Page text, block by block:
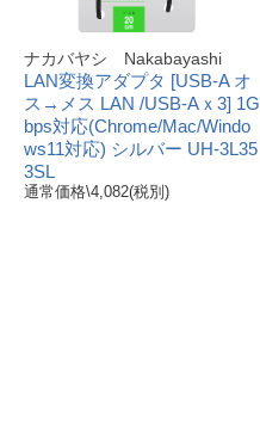
ナカバヤシ Nakabayashi
LAN変換アダプタ [USB-A オ
ス→メス LAN /USB-Aｘ3] 1G
bps対応(Chrome/Mac/Windo
ws11対応) シルバー UH-3L35
3SL
通常価格\4,082(税別)